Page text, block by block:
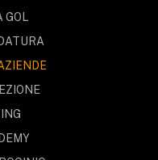
GOL